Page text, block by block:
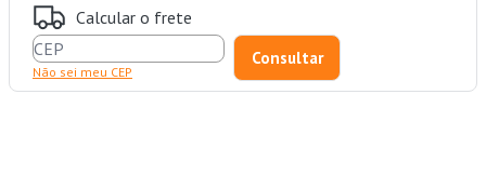
Calcular o frete
Não sei meu CEP